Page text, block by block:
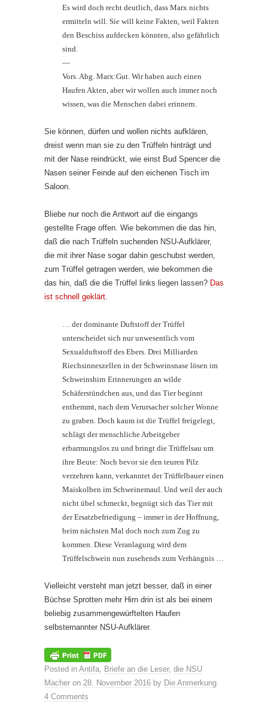
Es wird doch recht deutlich, dass Marx nichts
ermitteln will. Sie will keine Fakten, weil Fakten
den Beschiss aufdecken könnten, also gefährlich
sind.
—
Vors. Abg. Marx:Gut. Wir haben auch einen
Haufen Akten, aber wir wollen auch immer noch
wissen, was die Menschen dabei erinnern.
Sie können, dürfen und wollen nichts aufklären,
dreist wenn man sie zu den Trüffeln hinträgt und
mit der Nase reindrückt, wie einst Bud Spencer die
Nasen seiner Feinde auf den eichenen Tisch im
Saloon.
Bliebe nur noch die Antwort auf die eingangs
gestellte Frage offen. Wie bekommen die das hin,
daß die nach Trüffeln suchenden NSU-Aufklärer,
die mit ihrer Nase sogar dahin geschubst werden,
zum Trüffel getragen werden, wie bekommen die
das hin, daß die die Trüffel links liegen lassen? Das
ist schnell geklärt.
… der dominante Duftstoff der Trüffel
unterscheidet sich nur unwesentlich vom
Sexualduftstoff des Ebers. Drei Milliarden
Riechsinneszellen in der Schweinsnase lösen im
Schweinshirn Erinnerungen an wilde
Schäferstündchen aus, und das Tier beginnt
enthemmt, nach dem Verursacher solcher Wonne
zu graben. Doch kaum ist die Trüffel freigelegt,
schlägt der menschliche Arbeitgeber
erbarmungslos zu und bringt die Trüffelsau um
ihre Beute: Noch bevor sie den teuren Pilz
verzehren kann, verkanntet der Trüffelbauer einen
Maiskolben im Schweinemaul. Und weil der auch
nicht übel schmeckt, begnügt sich das Tier mit
der Ersatzbefriedigung – immer in der Hoffnung,
beim nächsten Mal doch noch zum Zug zu
kommen. Diese Veranlagung wird dem
Trüffelschwein nun zusehends zum Verhängnis …
Vielleicht versteht man jetzt besser, daß in einer
Büchse Sprotten mehr Hirn drin ist als bei einem
beliebig zusammengewürftelten Haufen
selbsternannter NSU-Aufklärer.
Posted in Antifa, Briefe an die Leser, die NSU
Macher on 28. November 2016 by Die Anmerkung.
4 Comments